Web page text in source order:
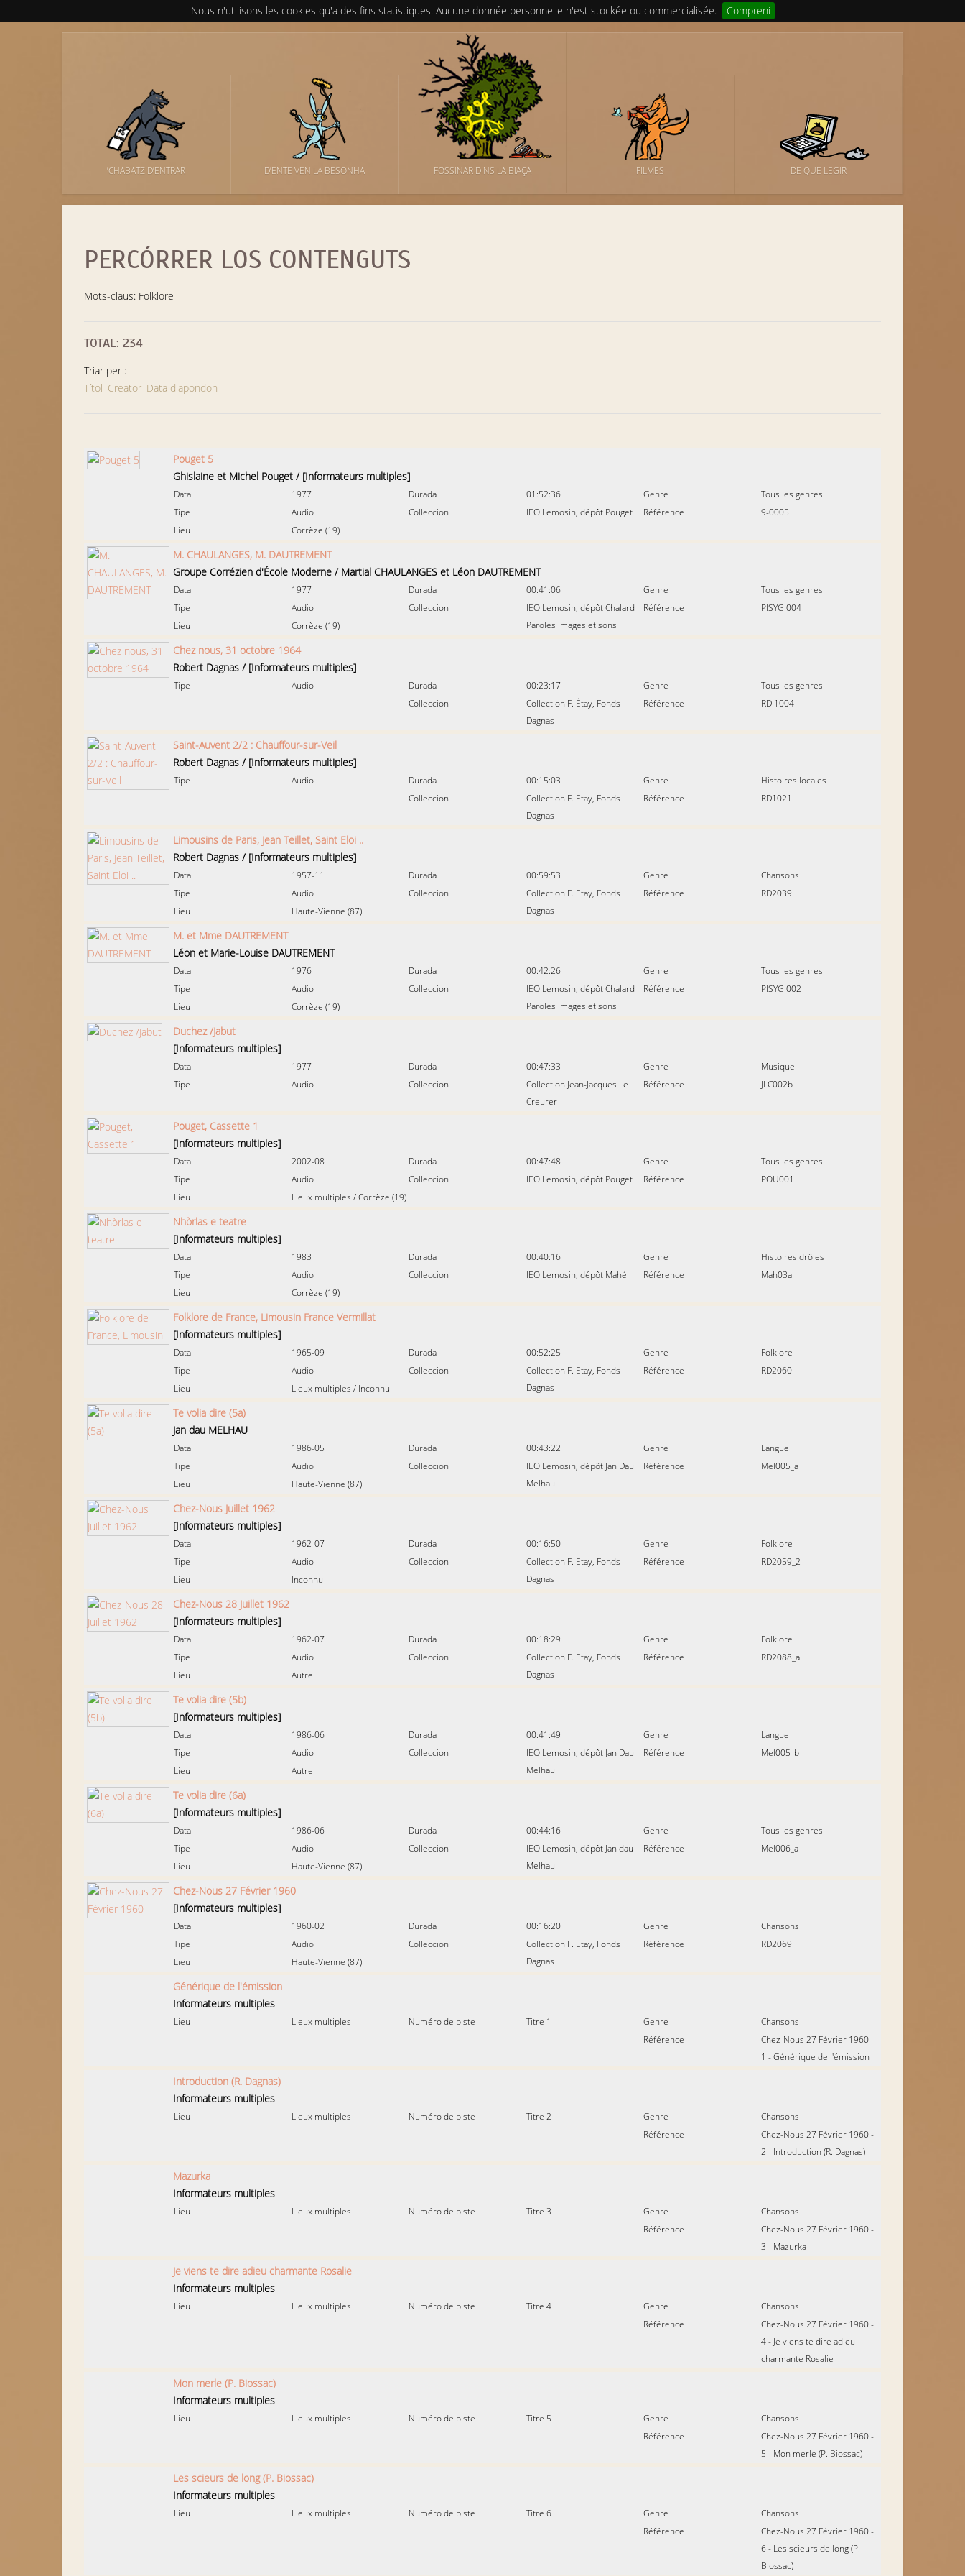
Nous n'utilisons les cookies qu'a des fins statistiques. Aucune donnée personnelle n'est stockée ou commercialisée. Compreni
’CHABATZ D’ENTRAR D’ENTE VEN LA BESONHA FOSSINAR DINS LA BIAÇA FILMES DE QUE LEGIR
PERCÓRRER LOS CONTENGUTS
Mots-claus: Folklore
TOTAL: 234
Triar per :
Títol Creator Data d'apondon
Pouget 5
Ghislaine et Michel Pouget / [Informateurs multiples]
Data
1977
Tipe
Audio
Lieu
Corrèze (19)
Durada
01:52:36
Colleccion
IEO Lemosin, dépôt Pouget
Genre
Tous les genres
Référence
9-0005
M. CHAULANGES, M. DAUTREMENT
Groupe Corrézien d'École Moderne / Martial CHAULANGES et Léon DAUTREMENT
Data
1977
Tipe
Audio
Lieu
Corrèze (19)
Durada
00:41:06
Colleccion
IEO Lemosin, dépôt Chalard -
Paroles Images et sons
Genre
Tous les genres
Référence
PISYG 004
Chez nous, 31 octobre 1964
Robert Dagnas / [Informateurs multiples]
Tipe Audio Durada
00:23:17
Colleccion
Collection F. Étay, Fonds
Dagnas
Genre
Tous les genres
Référence
RD 1004
Saint-Auvent 2/2 : Chauffour-sur-Veil
Robert Dagnas / [Informateurs multiples]
Tipe Audio Durada
00:15:03
Colleccion
Collection F. Etay, Fonds
Dagnas
Genre
Histoires locales
Référence
RD1021
Limousins de Paris, Jean Teillet, Saint Eloi ..
Robert Dagnas / [Informateurs multiples]
Data
1957-11
Tipe
Audio
Lieu
Haute-Vienne (87)
Durada
00:59:53
Colleccion
Collection F. Etay, Fonds
Dagnas
Genre
Chansons
Référence
RD2039
M. et Mme DAUTREMENT
Léon et Marie-Louise DAUTREMENT
Data
1976
Tipe
Audio
Lieu
Corrèze (19)
Durada
00:42:26
Colleccion
IEO Lemosin, dépôt Chalard -
Paroles Images et sons
Genre
Tous les genres
Référence
PISYG 002
Duchez /Jabut
[Informateurs multiples]
Data
1977
Tipe
Audio
Durada
00:47:33
Colleccion
Collection Jean-Jacques Le
Creurer
Genre
Musique
Référence
JLC002b
Pouget, Cassette 1
[Informateurs multiples]
Data
2002-08
Tipe
Audio
Lieu
Lieux multiples /Corrèze (19)
Durada
00:47:48
Colleccion
IEO Lemosin, dépôt Pouget
Genre
Tous les genres
Référence
POU001
Nhòrlas e teatre
[Informateurs multiples]
Data
1983
Tipe
Audio
Lieu
Corrèze (19)
Durada
00:40:16
Colleccion
IEO Lemosin, dépôt Mahé
Genre
Histoires drôles
Référence
Mah03a
Folklore de France, Limousin France Vermillat
[Informateurs multiples]
Data
1965-09
Tipe
Audio
Lieu
Lieux multiples / Inconnu
Durada
00:52:25
Colleccion
Collection F. Etay, Fonds
Dagnas
Genre
Folklore
Référence
RD2060
Te volia dire (5a)
Jan dau MELHAU
Data
1986-05
Tipe
Audio
Lieu
Haute-Vienne (87)
Durada
00:43:22
Colleccion
IEO Lemosin, dépôt Jan Dau
Melhau
Genre
Langue
Référence
Mel005_a
Chez-Nous Juillet 1962
[Informateurs multiples]
Data
1962-07
Tipe
Audio
Lieu
Inconnu
Durada
00:16:50
Colleccion
Collection F. Etay, Fonds
Dagnas
Genre
Folklore
Référence
RD2059_2
Chez-Nous 28 Juillet 1962
[Informateurs multiples]
Data
1962-07
Tipe
Audio
Lieu
Autre
Durada
00:18:29
Colleccion
Collection F. Etay, Fonds
Dagnas
Genre
Folklore
Référence
RD2088_a
Te volia dire (5b)
[Informateurs multiples]
Data
1986-06
Tipe
Audio
Lieu
Autre
Durada
00:41:49
Colleccion
IEO Lemosin, dépôt Jan Dau
Melhau
Genre
Langue
Référence
Mel005_b
Te volia dire (6a)
[Informateurs multiples]
Data
1986-06
Tipe
Audio
Lieu
Haute-Vienne (87)
Durada
00:44:16
Colleccion
IEO Lemosin, dépôt Jan dau
Melhau
Genre
Tous les genres
Référence
Mel006_a
Chez-Nous 27 Février 1960
[Informateurs multiples]
Data
1960-02
Tipe
Audio
Lieu
Haute-Vienne (87)
Durada
00:16:20
Colleccion
Collection F. Etay, Fonds
Dagnas
Genre
Chansons
Référence
RD2069
Générique de l'émission
Informateurs multiples
Lieu Lieux multiples Numéro de piste Titre 1 Genre
Chansons
Référence
Chez-Nous 27 Février 1960 -
1 - Générique de l'émission
Introduction (R. Dagnas)
Informateurs multiples
Lieu Lieux multiples Numéro de piste Titre 2 Genre
Chansons
Référence
Chez-Nous 27 Février 1960 -
2 - Introduction (R. Dagnas)
Mazurka
Informateurs multiples
Lieu Lieux multiples Numéro de piste Titre 3 Genre
Chansons
Référence
Chez-Nous 27 Février 1960 -
3 - Mazurka
Je viens te dire adieu charmante Rosalie
Informateurs multiples
Lieu Lieux multiples Numéro de piste Titre 4 Genre
Chansons
Référence
Chez-Nous 27 Février 1960 -
4 - Je viens te dire adieu
charmante Rosalie
Mon merle (P. Biossac)
Informateurs multiples
Lieu Lieux multiples Numéro de piste Titre 5 Genre
Chansons
Référence
Chez-Nous 27 Février 1960 -
5 - Mon merle (P. Biossac)
Les scieurs de long (P. Biossac)
Informateurs multiples
Lieu Lieux multiples Numéro de piste Titre 6 Genre
Chansons
Référence
Chez-Nous 27 Février 1960 -
6 - Les scieurs de long (P.
Biossac)